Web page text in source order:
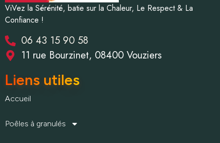
ViVez la Sérénité, batie sur la Chaleur, Le Respect & La
Confiance !
06 43 15 90 58
11 rue Bourzinet, 08400 Vouziers
Liens utiles
Accueil
Poêles à granulés